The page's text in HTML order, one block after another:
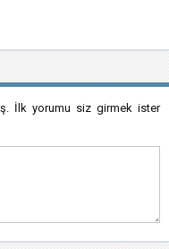
İlk yorumu siz girmek ister